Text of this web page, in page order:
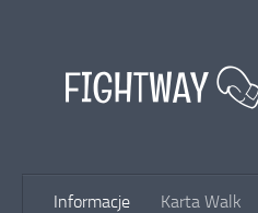
Informacje Karta Walk